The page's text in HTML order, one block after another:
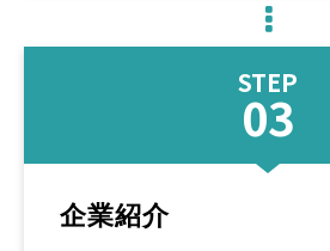
STEP
03
ヒアリング内容をもとにECの